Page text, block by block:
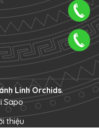
Linh Orchids.
Sapo
thiệu